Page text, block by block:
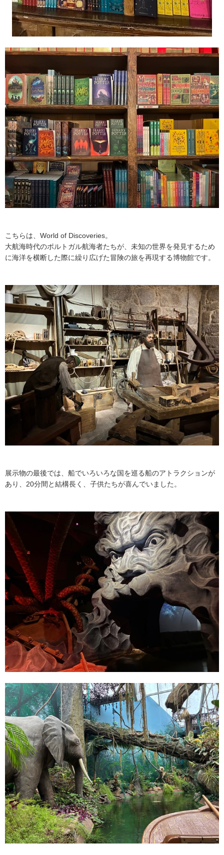
こちらは、World of Discoveries。
大航海時代のポルトガル航海者たちが、未知の世界を発見するため
に海洋を横断した際に繰り広げた冒険の旅を再現する博物館です。
展示物の最後では、船でいろいろな国を巡る船のアトラクションが
あり、20分間と結構長く、子供たちが喜んでいました。